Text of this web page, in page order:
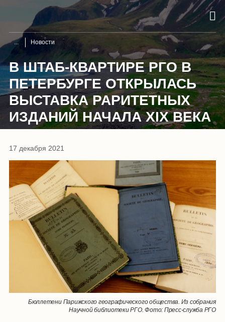
Новости
В ШТАБ-КВАРТИРЕ РГО В
ПЕТЕРБУРГЕ ОТКРЫЛАСЬ
ВЫСТАВКА РАРИТЕТНЫХ
ИЗДАНИЙ НАЧАЛА XIX ВЕКА
17 декабря 2021
Бюллетени Парижского географического общества. Из собрания
Научной библиотеки РГО. Фото: Пресс-служба РГО